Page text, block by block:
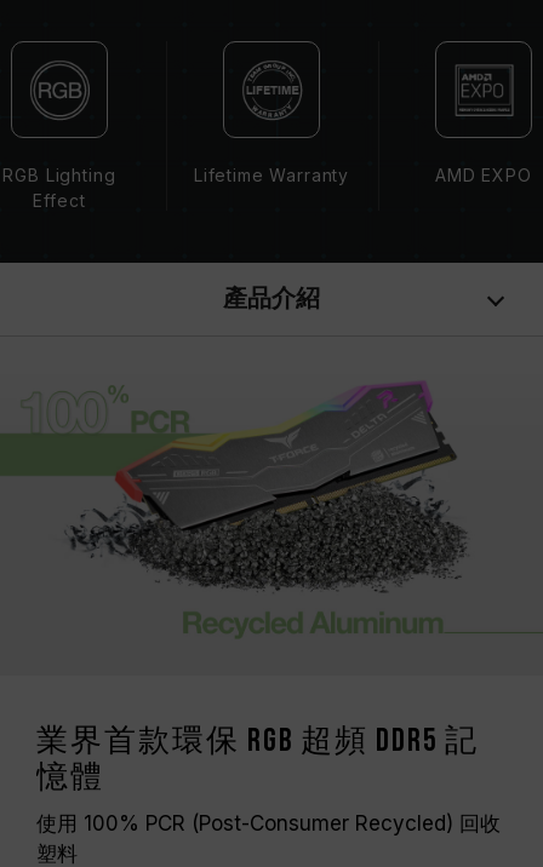
記憶體的最終運行頻率取決於系統 BIOS 設定及主
機板、CPU 相容性。
若未啟用 XMP（Intel）或 EXPO（AMD），記
憶體將以 SPD 預設頻率（JEDEC 標準）運行，
產品瑕疵。
超頻行為（如啟用 XMP / EXPO 設定）屬於非
記憶體模組的標示頻率為最高可達頻率，並非所有
系統都能達成。
請確認您的主機板與處理器支援對應的超頻技術
（XMP / EXPO），否則記憶體可能無法達到標示
的超頻頻率。
十銓科技的記憶體模組皆在正常電壓情況下進行驗
證，若有處理器或主機板故障狀況，請聯繫處理器
或主機板相關售後服務。
RGB Lighting
Effect
Lifetime Warranty AMD EXPO
產品介紹
業界首款環保 RGB 超頻 DDR5 記
憶體
使用 100% PCR (Post-Consumer Recycled) 回收
塑料